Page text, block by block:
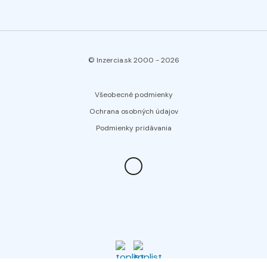
© Inzercia.sk 2000 -2026
Všeobecné podmienky
Ochrana osobných údajov
Podmienky pridávania